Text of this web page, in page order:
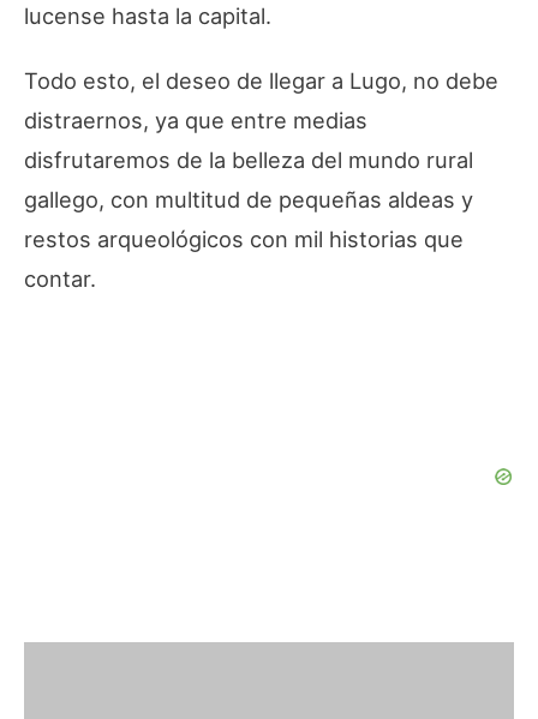
lucense hasta la capital.
Todo esto, el deseo de llegar a Lugo, no debe
distraernos, ya que entre medias
disfrutaremos de la belleza del mundo rural
gallego, con multitud de pequeñas aldeas y
restos arqueológicos con mil historias que
contar.